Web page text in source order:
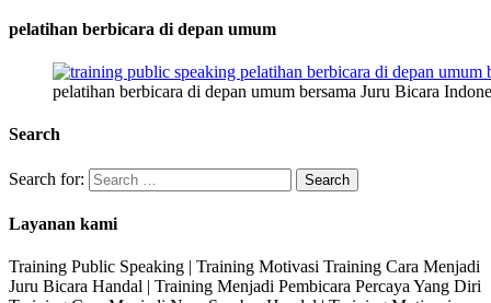
pelatihan berbicara di depan umum
pelatihan berbicara di depan umum bersama Juru Bicara
Search
Search for:
Layanan kami
Training Public Speaking | Training Motivasi Training Cara Menjadi
Juru Bicara Handal | Training Menjadi Pembicara Percaya Yang Diri